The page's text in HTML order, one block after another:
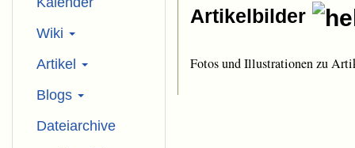
Artikelbilder
Fotos und Illustrationen zu
Wiki
Artikel
Blogs
Dateiarchive